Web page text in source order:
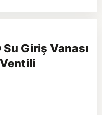
Giriş Vanası